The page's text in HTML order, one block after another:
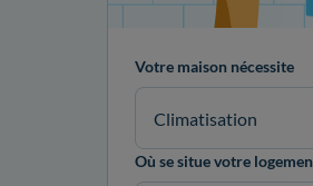
Votre maison nécessite
Climatisation
Où se situe votre